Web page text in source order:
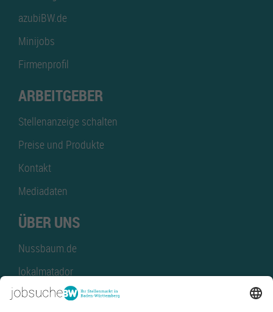
azubiBW.de
Minijobs
Firmenprofil
ARBEITGEBER
Stellenanzeige schalten
Preise und Produkte
Kontakt
Mediadaten
ÜBER UNS
Nussbaum.de
lokalmatador
kaufinBW